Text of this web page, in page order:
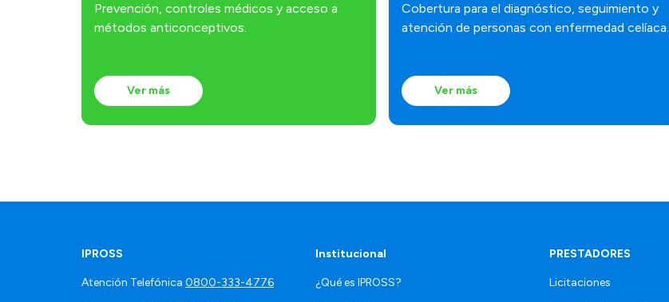
Prevención, controles médicos y acceso a
métodos anticonceptivos.
Ver más
Cobertura para el diagnóstico, seguimiento y
atención de personas con enfermedad celíaca.
Ver más
IPROSS
Atención Telefónica 0800-333-4776
Institucional
¿Qué es IPROSS?
PRESTADORES
Licitaciones